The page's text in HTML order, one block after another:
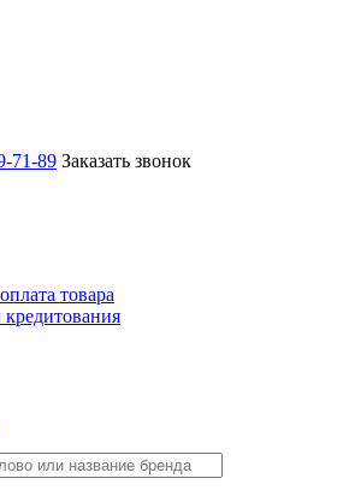
71-89 Заказать звонок
товара